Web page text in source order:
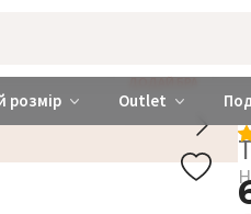
розмір Outlet
ДОДАЙ БРА